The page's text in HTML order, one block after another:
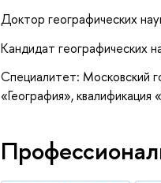
Доктор географических
Кандидат географических
Специалитет: Московский
«География»,